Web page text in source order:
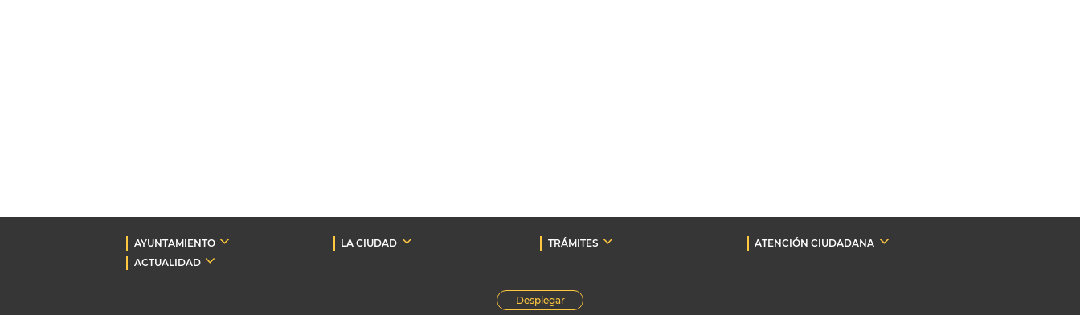
AYUNTAMIENTO LA CIUDAD TRÁMITES
ATENCIÓN CIUDADANA
ACTUALIDAD
Desplegar